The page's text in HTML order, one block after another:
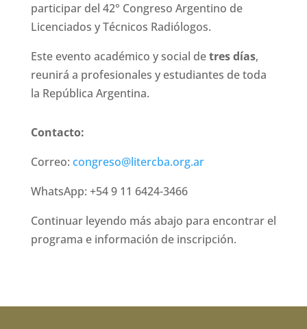
participar del 42° Congreso Argentino de
Licenciados y Técnicos Radiólogos.
Este evento académico y social detres días,
reunirá a profesionales y estudiantes de toda
la República Argentina.
Contacto:
Correo: congreso@litercba.org.ar
WhatsApp: +54 9 11 6424-3466
Continuar leyendo más abajo para encontrar el
programa e información de inscripción.